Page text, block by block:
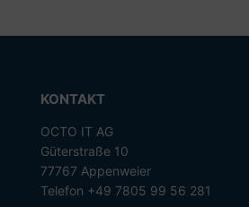
KONTAKT
OCTO IT AG
Güterstraße 10
77767 Appenweier
Telefon +49 7805 99 56 281